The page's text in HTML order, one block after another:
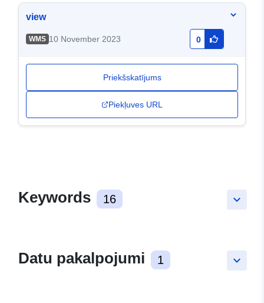
view
WMS 10 November 2023 0
Priekšskatījums
Piekļuves URL
keyboard_arrow_down
Keywords 16
keyboard_arrow_down
Datu pakalpojumi 1